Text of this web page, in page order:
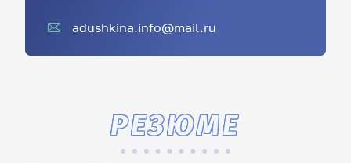
adushkina.info@mail.ru
РЕЗЮМЕ